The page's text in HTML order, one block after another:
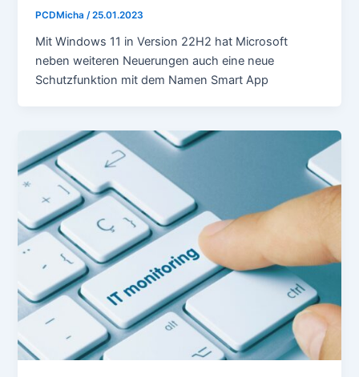
PCDMicha /25.01.2023
Mit Windows 11 in Version 22H2 hat Microsoft
neben weiteren Neuerungen auch eine neue
Schutzfunktion mit dem Namen Smart App